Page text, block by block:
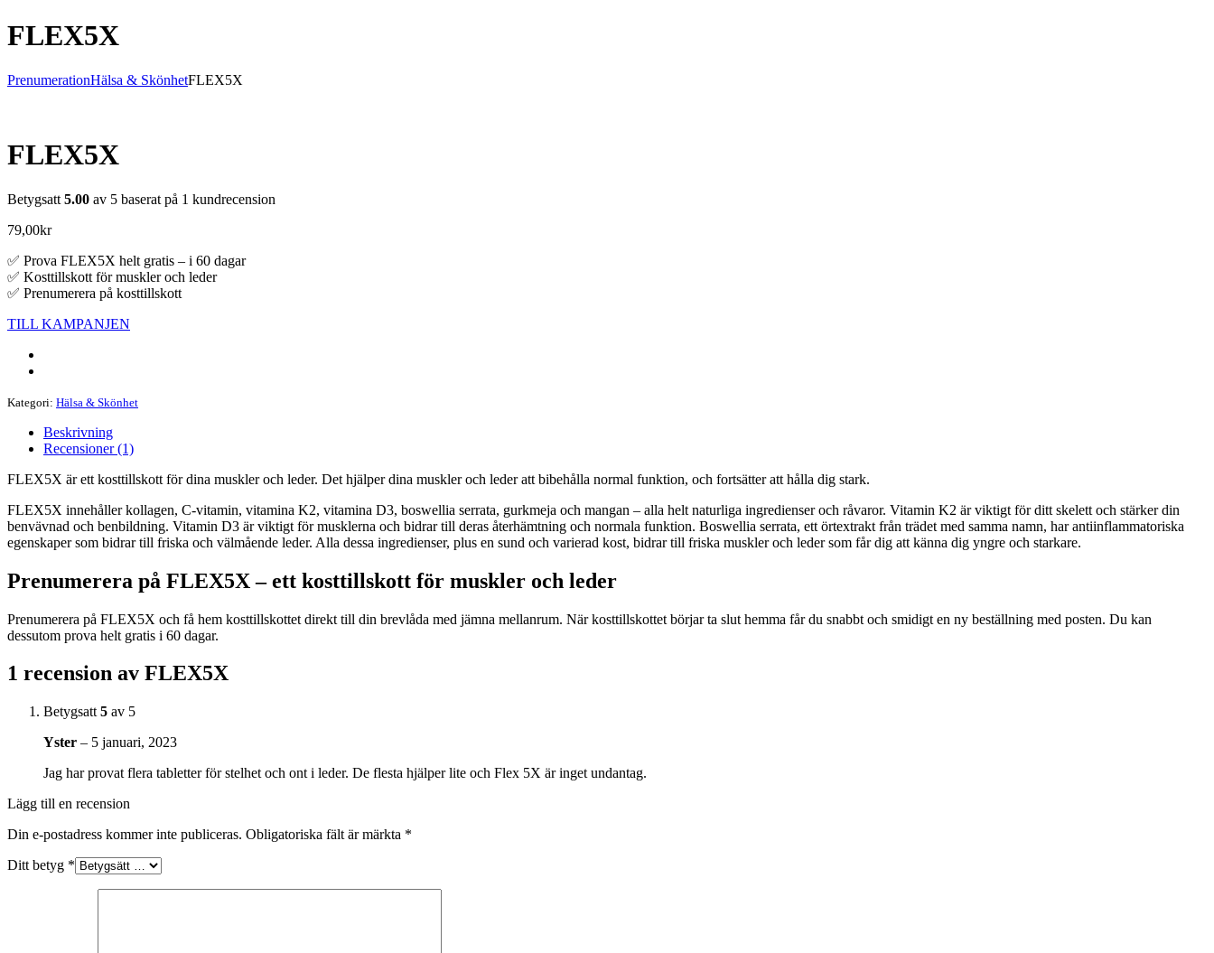
FLEX5X
PrenumerationHälsa & SkönhetFLEX5X
FLEX5X
Betygsatt 5.00 av 5 baserat på 1 kundrecension
79,00kr
✅ Prova FLEX5X helt gratis – i 60 dagar
✅ Kosttillskott för muskler och leder
✅ Prenumerera på kosttillskott
TILL KAMPANJEN
Kategori: Hälsa & Skönhet
Beskrivning
Recensioner (1)
FLEX5X är ett kosttillskott för dina muskler och leder. Det hjälper dina muskler och leder att bibehålla normal funktion, och fortsätter att hålla dig stark.
FLEX5X innehåller kollagen, C-vitamin, vitamina K2, vitamina D3, boswellia serrata, gurkmeja och mangan – alla helt naturliga ingredienser och råvaror. Vitamin K2 är viktigt för ditt skelett och stärker din
benvävnad och benbildning. Vitamin D3 är viktigt för musklerna och bidrar till deras återhämtning och normala funktion. Boswellia serrata, ett örtextrakt från trädet med samma namn, har antiinflammatoriska
egenskaper som bidrar till friska och välmående leder. Alla dessa ingredienser, plus en sund och varierad kost, bidrar till friska muskler och leder som får dig att känna dig yngre och starkare.
Prenumerera på FLEX5X – ett kosttillskott för muskler och leder
Prenumerera på FLEX5X och få hem kosttillskottet direkt till din brevlåda med jämna mellanrum. När kosttillskottet börjar ta slut hemma får du snabbt och smidigt en ny beställning med posten. Du kan
dessutom prova helt gratis i 60 dagar.
1 recension av FLEX5X
Betygsatt 5 av 5
Yster – 5 januari, 2023
Jag har provat flera tabletter för stelhet och ont i leder. De flesta hjälper lite och Flex 5X är inget undantag.
Lägg till en recension
Din e-postadress kommer inte publiceras. Obligatoriska fält är märkta *
Ditt betyg *